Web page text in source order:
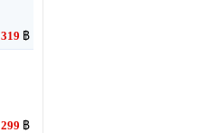
319 ฿
299 ฿